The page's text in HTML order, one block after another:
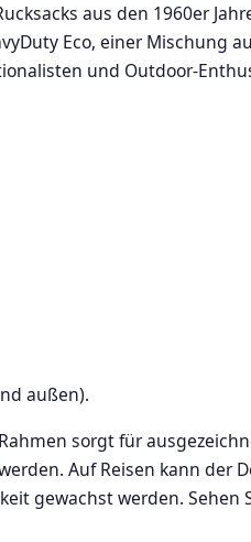
aus den 1960er
Eco, einer Mischung
und Outdoor-
außen).
sorgt für
Auf Reisen kann der
gewachst werden. Sehen